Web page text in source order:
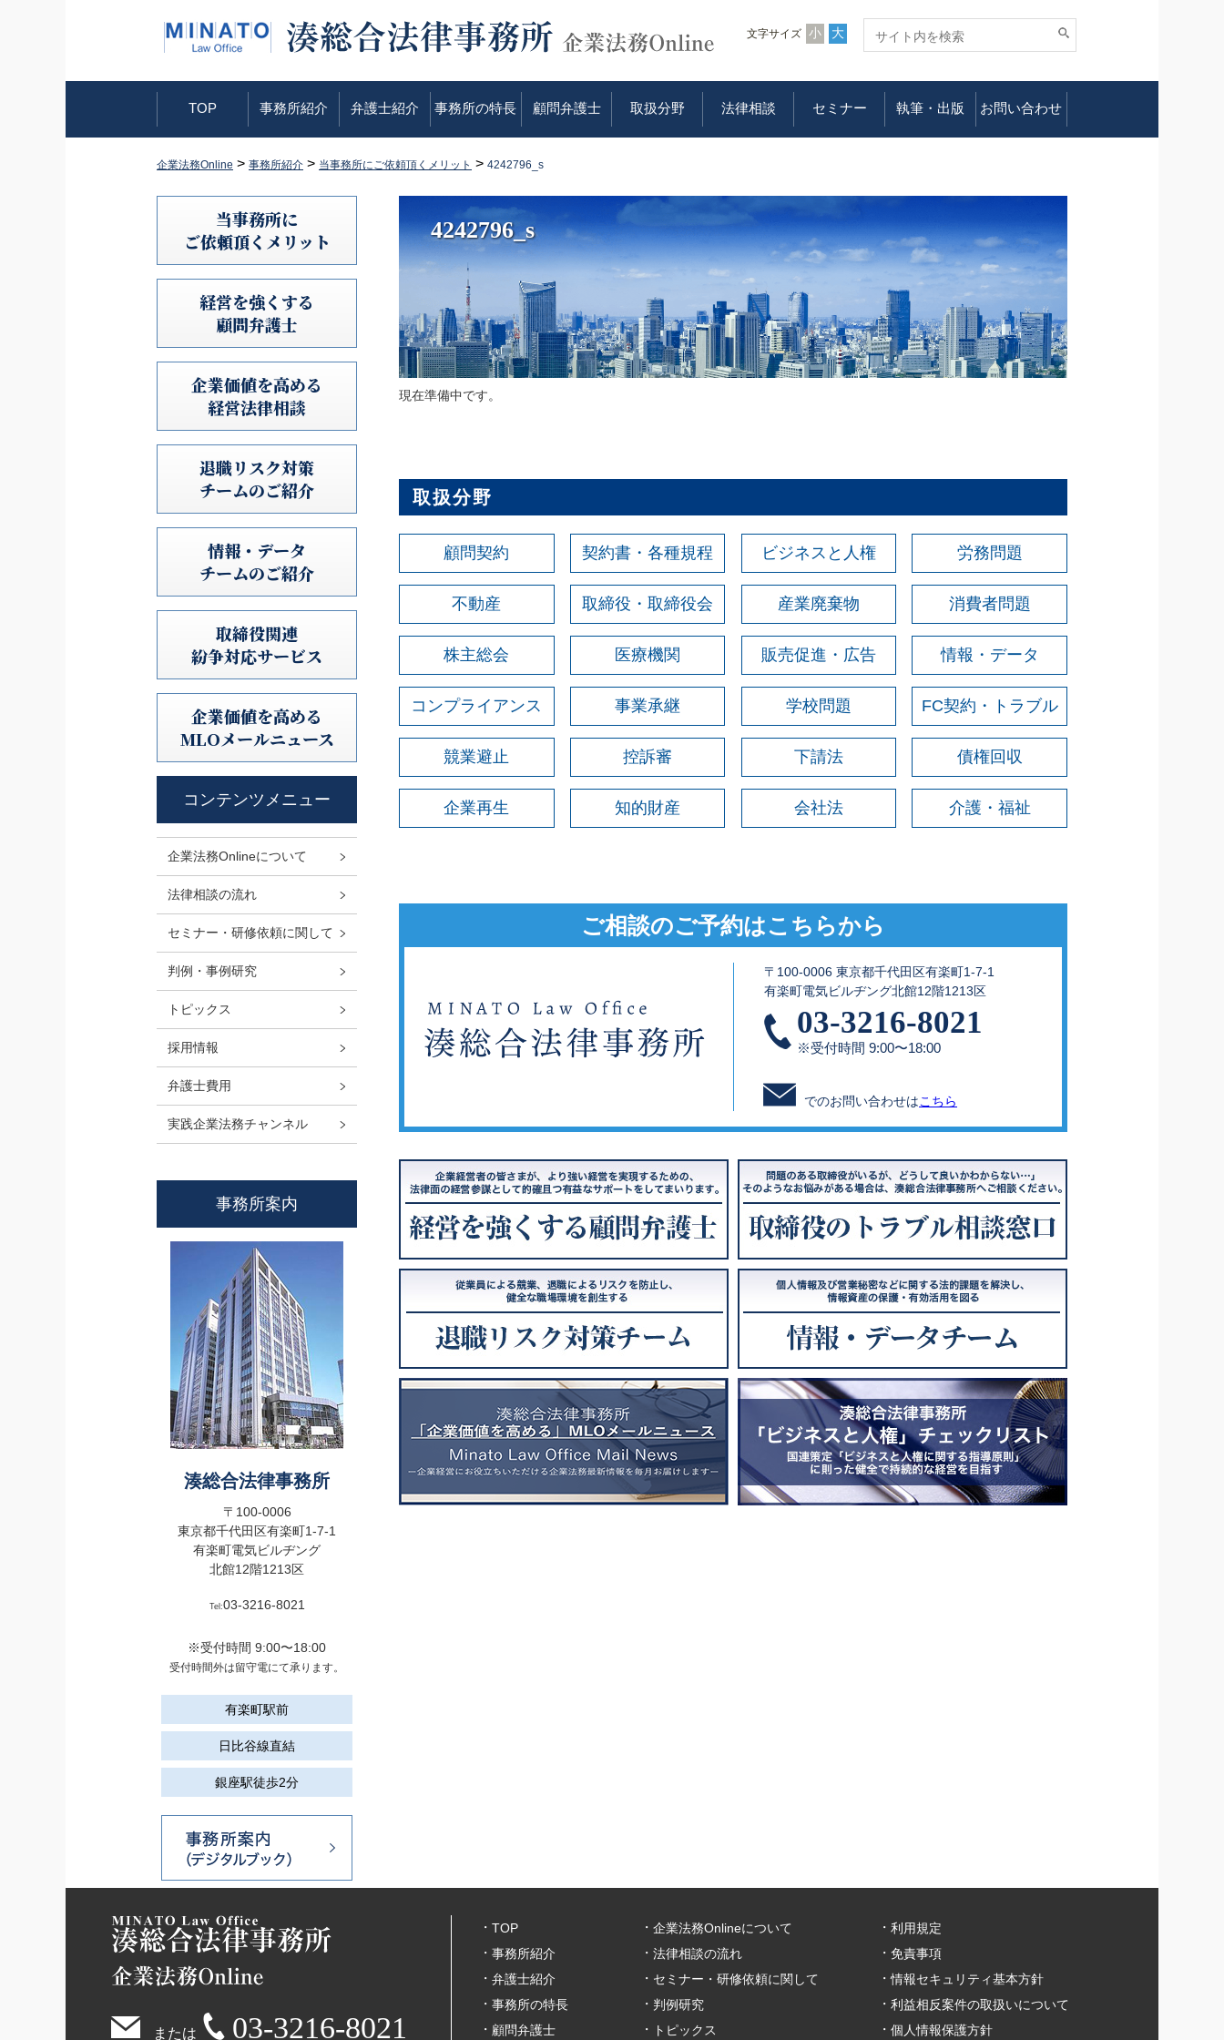
文字サイズ 小 大
TOP 事務所紹介 弁護士紹介 事務所の特長 顧問弁護士 取扱分野 法律相談 セミナー 執筆・出版 お問い合わせ
企業法務Online > 事務所紹介 > 当事務所にご依頼頂くメリット > 4242796_s
4242796_s
現在準備中です。
取扱分野
顧問契約 契約書・各種規程 ビジネスと人権 労務問題
不動産 取締役・取締役会 産業廃棄物 消費者問題
株主総会 医療機関 販売促進・広告 情報・データ
コンプライアンス 事業承継 学校問題 FC契約・トラブル
競業避止 控訴審 下請法 債権回収
企業再生 知的財産 会社法 介護・福祉
ご相談のご予約はこちらから
〒100-0006 東京都千代田区有楽町1-7-1
有楽町電気ビルヂング北館12階1213区
03-3216-8021
※受付時間 9:00〜18:00
でのお問い合わせはこちら
当事務所に
ご依頼頂くメリット
経営を強くする
顧問弁護士
企業価値を高める
経営法律相談
退職リスク対策
チームのご紹介
情報・データ
チームのご紹介
取締役関連
紛争対応サービス
企業価値を高める
MLOメールニュース
コンテンツメニュー
企業法務Onlineについて
法律相談の流れ
セミナー・研修依頼に関して
判例・事例研究
トピックス
採用情報
弁護士費用
実践企業法務チャンネル
事務所案内
湊総合法律事務所
〒100-0006
東京都千代田区有楽町1-7-1
有楽町電気ビルヂング
北館12階1213区
Tel:03-3216-8021
※受付時間 9:00〜18:00
受付時間外は留守電にて承ります。
有楽町駅前
日比谷線直結
銀座駅徒歩2分
または 03-3216-8021
TOP
事務所紹介
弁護士紹介
事務所の特長
顧問弁護士
企業法務Onlineについて
法律相談の流れ
セミナー・研修依頼に関して
判例研究
トピックス
利用規定
免責事項
情報セキュリティ基本方針
利益相反案件の取扱いについて
個人情報保護方針